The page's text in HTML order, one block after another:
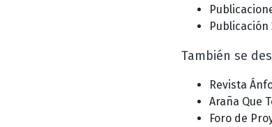
También se
Revista
Araña Que
Foro de